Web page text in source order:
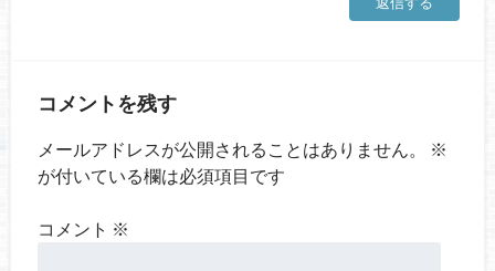
コメントを残す
メールアドレスが公開されることはありません。
※
が付いている欄は必須項目です
コメント ※